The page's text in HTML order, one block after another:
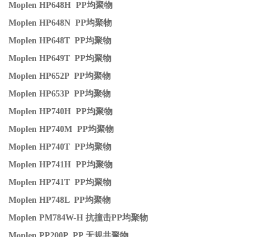
Moplen HP648H PP均聚物
Moplen HP648N PP均聚物
Moplen HP648T PP均聚物
Moplen HP649T PP均聚物
Moplen HP652P PP均聚物
Moplen HP653P PP均聚物
Moplen HP740H PP均聚物
Moplen HP740M PP均聚物
Moplen HP740T PP均聚物
Moplen HP741H PP均聚物
Moplen HP741T PP均聚物
Moplen HP748L PP均聚物
Moplen PM784W-H抗撞击PP均聚物